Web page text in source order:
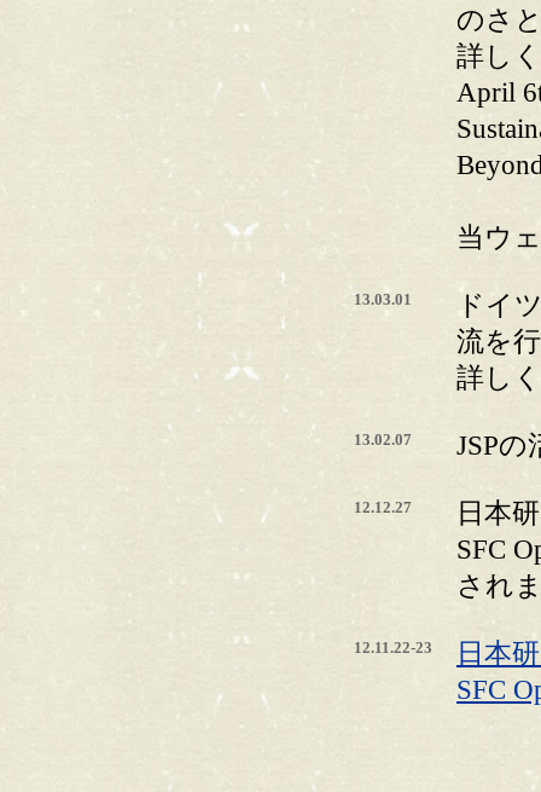
のさ
詳し
April
当ウ
13.03.01
ドイ
流を
詳し
13.02.07 JSP
12.12.27
日本
SFC
され
12.11.22-23
日本
SFC